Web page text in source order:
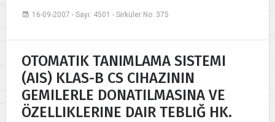
16-09-2007 - Sayı: 4501 - Sirküler No: 375
OTOMATIK TANIMLAMA SISTEMI
(AIS) KLAS-B CS CIHAZININ
GEMILERLE DONATILMASINA VE
ÖZELLIKLERINE DAIR TEBLIĞ HK.